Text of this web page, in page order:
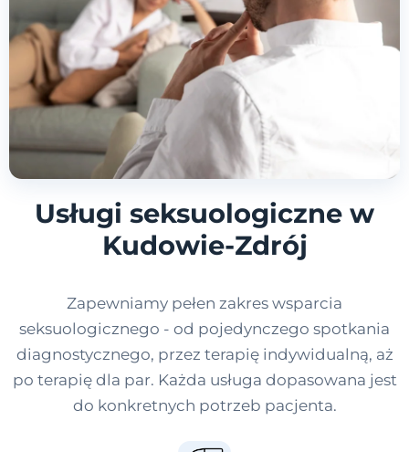
Usługi seksuologiczne w
Kudowie-Zdrój
Zapewniamy pełen zakres wsparcia
seksuologicznego - od pojedynczego spotkania
diagnostycznego, przez terapię indywidualną, aż
po terapię dla par. Każda usługa dopasowana jest
do konkretnych potrzeb pacjenta.